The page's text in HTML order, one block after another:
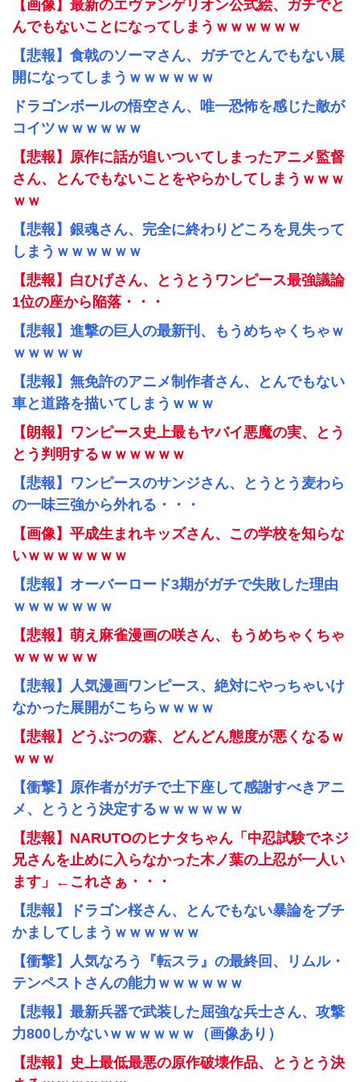
【画像】最新のエヴァンゲリオン公式絵、ガチでと
んでもないことになってしまうｗｗｗｗｗｗ
【悲報】食戟のソーマさん、ガチでとんでもない展
開になってしまうｗｗｗｗｗｗ
ドラゴンボールの悟空さん、唯一恐怖を感じた敵が
コイツｗｗｗｗｗｗ
【悲報】原作に話が追いついてしまったアニメ監督
さん、とんでもないことをやらかしてしまうｗｗｗ
ｗｗ
【悲報】銀魂さん、完全に終わりどころを見失って
しまうｗｗｗｗｗｗ
【悲報】白ひげさん、とうとうワンピース最強議論
1位の座から陥落・・・
【悲報】進撃の巨人の最新刊、もうめちゃくちゃｗ
ｗｗｗｗｗ
【悲報】無免許のアニメ制作者さん、とんでもない
車と道路を描いてしまうｗｗｗ
【朗報】ワンピース史上最もヤバイ悪魔の実、とう
とう判明するｗｗｗｗｗｗ
【悲報】ワンピースのサンジさん、とうとう麦わら
の一味三強から外れる・・・
【画像】平成生まれキッズさん、この学校を知らな
いｗｗｗｗｗｗｗ
【悲報】オーバーロード3期がガチで失敗した理由
ｗｗｗｗｗｗｗ
【悲報】萌え麻雀漫画の咲さん、もうめちゃくちゃ
ｗｗｗｗｗｗ
【悲報】人気漫画ワンピース、絶対にやっちゃいけ
なかった展開がこちらｗｗｗｗ
【悲報】どうぶつの森、どんどん態度が悪くなるｗ
ｗｗｗ
【衝撃】原作者がガチで土下座して感謝すべきアニ
メ、とうとう決定するｗｗｗｗｗｗ
【悲報】NARUTOのヒナタちゃん「中忍試験でネジ
兄さんを止めに入らなかった木ノ葉の上忍が一人い
ます」←これさぁ・・・
【悲報】ドラゴン桜さん、とんでもない暴論をブチ
かましてしまうｗｗｗｗｗｗ
【衝撃】人気なろう『転スラ』の最終回、リムル・
テンペストさんの能力ｗｗｗｗｗｗ
【悲報】最新兵器で武装した屈強な兵士さん、攻撃
力800しかないｗｗｗｗｗｗ（画像あり）
【悲報】史上最低最悪の原作破壊作品、とうとう決